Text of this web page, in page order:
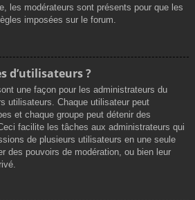
les modérateurs sont présents pour que les
imposées sur le forum.
d’utilisateurs ?
une façon pour les administrateurs du
utilisateurs. Chaque utilisateur peut
et chaque groupe peut détenir des
facilite les tâches aux administrateurs qui
de plusieurs utilisateurs en une seule
des pouvoirs de modération, ou bien leur